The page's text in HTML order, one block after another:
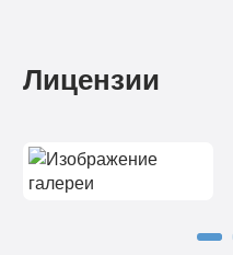
Лицензии